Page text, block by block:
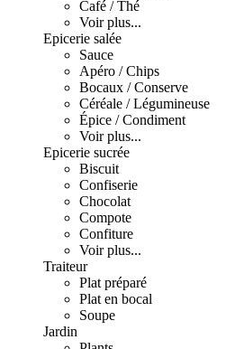
Café / Thé
Voir plus...
Epicerie salée
Sauce
Apéro / Chips
Bocaux / Conserve
Céréale / Légumineuse
Épice / Condiment
Voir plus...
Epicerie sucrée
Biscuit
Confiserie
Chocolat
Compote
Confiture
Voir plus...
Traiteur
Plat préparé
Plat en bocal
Soupe
Jardin